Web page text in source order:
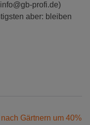
profi.de)
aber: bleiben
Gärtnern um 40%